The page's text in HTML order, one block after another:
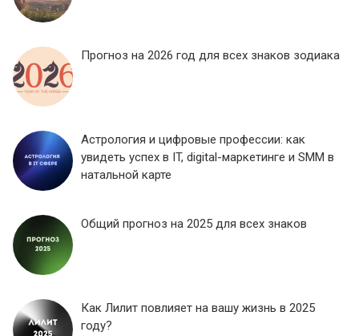
Прогноз на 2026 год для всех знаков зодиака
Астрология и цифровые профессии: как
увидеть успех в IT, digital-маркетинге и SMM в
натальной карте
Общий прогноз на 2025 для всех знаков
Как Лилит повлияет на вашу жизнь в 2025
году?